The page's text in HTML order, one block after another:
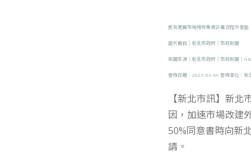
民有老舊市場用地專案計畫流程示意圖
圖片截自｜新北市政府｜市政新聞
新聞來源｜新北市政府｜市政新聞｜
發佈日期：2023-03-06 發佈單位：新
【新北市訊】新
因，加速市場改建
50%同意書時向新
請。